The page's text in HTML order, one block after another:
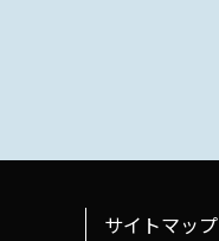
サイトマップ